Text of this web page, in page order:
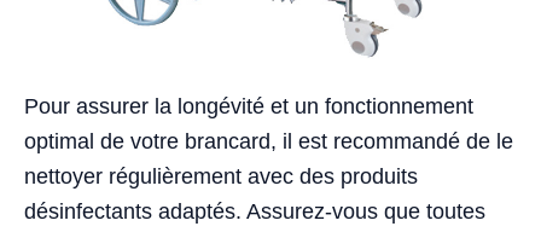
Pour assurer la longévité et un fonctionnement
optimal de votre brancard, il est recommandé de le
nettoyer régulièrement avec des produits
désinfectants adaptés. Assurez-vous que toutes